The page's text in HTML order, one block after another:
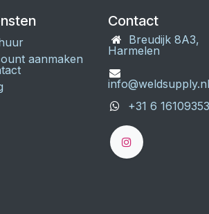
Contact
Breudijk 8A3,
Harmelen
info@weldsupply.nl
+31 6 16109353
aanmaken